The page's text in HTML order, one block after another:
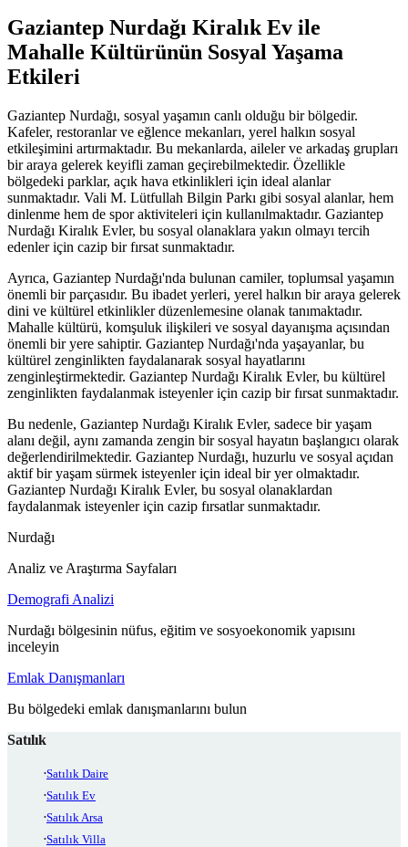
Gaziantep Nurdağı Kiralık Ev ile
Mahalle Kültürünün Sosyal Yaşama
Etkileri
Gaziantep Nurdağı, sosyal yaşamın canlı olduğu bir bölgedir.
Kafeler, restoranlar ve eğlence mekanları, yerel halkın sosyal
etkileşimini artırmaktadır. Bu mekanlarda, aileler ve arkadaş grupları
bir araya gelerek keyifli zaman geçirebilmektedir. Özellikle
bölgedeki parklar, açık hava etkinlikleri için ideal alanlar
sunmaktadır. Vali M. Lütfullah Bilgin Parkı gibi sosyal alanlar, hem
dinlenme hem de spor aktiviteleri için kullanılmaktadır. Gaziantep
Nurdağı Kiralık Evler, bu sosyal olanaklara yakın olmayı tercih
edenler için cazip bir fırsat sunmaktadır.
Ayrıca, Gaziantep Nurdağı'nda bulunan camiler, toplumsal yaşamın
önemli bir parçasıdır. Bu ibadet yerleri, yerel halkın bir araya gelerek
dini ve kültürel etkinlikler düzenlemesine olanak tanımaktadır.
Mahalle kültürü, komşuluk ilişkileri ve sosyal dayanışma açısından
önemli bir yere sahiptir. Gaziantep Nurdağı'nda yaşayanlar, bu
kültürel zenginlikten faydalanarak sosyal hayatlarını
zenginleştirmektedir. Gaziantep Nurdağı Kiralık Evler, bu kültürel
zenginlikten faydalanmak isteyenler için cazip bir fırsat sunmaktadır.
Bu nedenle, Gaziantep Nurdağı Kiralık Evler, sadece bir yaşam
alanı değil, aynı zamanda zengin bir sosyal hayatın başlangıcı olarak
değerlendirilmektedir. Gaziantep Nurdağı, huzurlu ve sosyal açıdan
aktif bir yaşam sürmek isteyenler için ideal bir yer olmaktadır.
Gaziantep Nurdağı Kiralık Evler, bu sosyal olanaklardan
faydalanmak isteyenler için cazip fırsatlar sunmaktadır.
Nurdağı
Analiz ve Araştırma Sayfaları
Demografi Analizi
Nurdağı bölgesinin nüfus, eğitim ve sosyoekonomik yapısını
inceleyin
Emlak Danışmanları
Bu bölgedeki emlak danışmanlarını bulun
Satılık
Satılık Daire
Satılık Ev
Satılık Arsa
Satılık Villa